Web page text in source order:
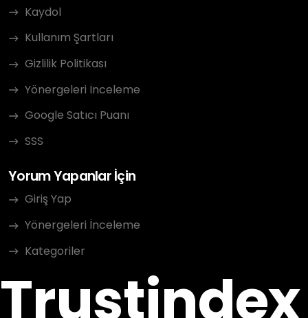
Kaydol
Kullanım Şartları
Gizlilik Politikası
Yönergeleri İnceleme
Google Satıcı Puanı
SSS
Yorum Yapanlar İçin
Giriş Yap
Yönergeleri İnceleme
Kategoriler
Trustindex